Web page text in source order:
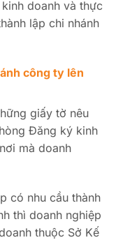
doanh và thực
lập chi nhánh
công ty lên
giấy tờ nêu
Đăng ký kinh
mà doanh
có nhu cầu thành
thì doanh nghiệp
thuộc Sở Kế